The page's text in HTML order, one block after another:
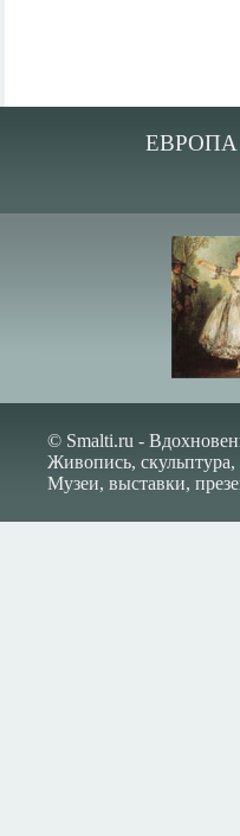
ЕВРОПА
© Smalti.ru -
Живопись, скульптура,
Музеи, выставки,